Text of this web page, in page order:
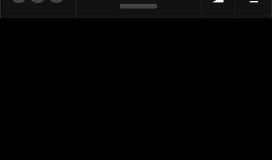
9. "Ett landslag att älska"